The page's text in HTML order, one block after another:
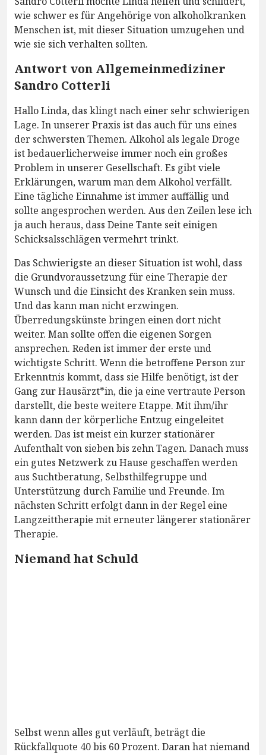
wie schwer es für Angehörige von alkoholkranken
Menschen ist, mit dieser Situation umzugehen und
wie sie sich verhalten sollten.
Antwort von Allgemeinmediziner
Sandro Cotterli
Hallo Linda, das klingt nach einer sehr schwierigen
Lage. In unserer Praxis ist das auch für uns eines
der schwersten Themen. Alkohol als legale Droge
ist bedauerlicherweise immer noch ein großes
Problem in unserer Gesellschaft. Es gibt viele
Erklärungen, warum man dem Alkohol verfällt.
Eine tägliche Einnahme ist immer auffällig und
sollte angesprochen werden. Aus den Zeilen lese ich
ja auch heraus, dass Deine Tante seit einigen
Schicksalsschlägen vermehrt trinkt.
Das Schwierigste an dieser Situation ist wohl, dass
die Grundvoraussetzung für eine Therapie der
Wunsch und die Einsicht des Kranken sein muss.
Und das kann man nicht erzwingen.
Überredungskünste bringen einen dort nicht
weiter. Man sollte offen die eigenen Sorgen
ansprechen. Reden ist immer der erste und
wichtigste Schritt. Wenn die betroffene Person zur
Erkenntnis kommt, dass sie Hilfe benötigt, ist der
Gang zur Hausärzt*in, die ja eine vertraute Person
darstellt, die beste weitere Etappe. Mit ihm/ihr
kann dann der körperliche Entzug eingeleitet
werden. Das ist meist ein kurzer stationärer
Aufenthalt von sieben bis zehn Tagen. Danach muss
ein gutes Netzwerk zu Hause geschaffen werden
aus Suchtberatung, Selbsthilfegruppe und
Unterstützung durch Familie und Freunde. Im
nächsten Schritt erfolgt dann in der Regel eine
Langzeittherapie mit erneuter längerer stationärer
Therapie.
Niemand hat Schuld
Selbst wenn alles gut verläuft, beträgt die
Rückfallquote 40 bis 60 Prozent. Daran hat niemand